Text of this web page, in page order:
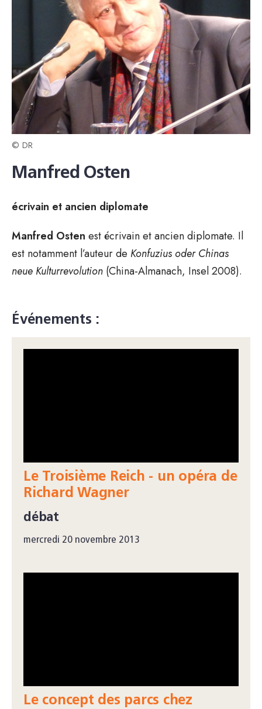
© DR
Manfred Osten
écrivain et ancien diplomate
Manfred Osten est écrivain et ancien diplomate. Il
est notamment l’auteur de Konfuzius oder Chinas
neue Kulturrevolution (China-Almanach, Insel 2008).
Événements :
Le Troisième Reich - un opéra de
Richard Wagner
débat
mercredi 20 novembre 2013
Le concept des parcs chez